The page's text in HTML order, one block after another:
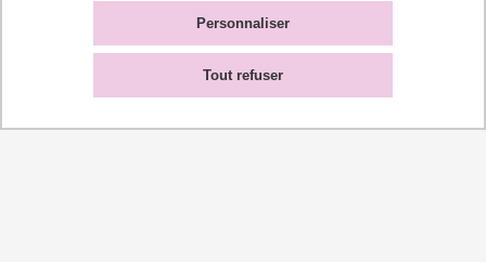
Tout refuser
Personnaliser
BUT spécialité Information Communication